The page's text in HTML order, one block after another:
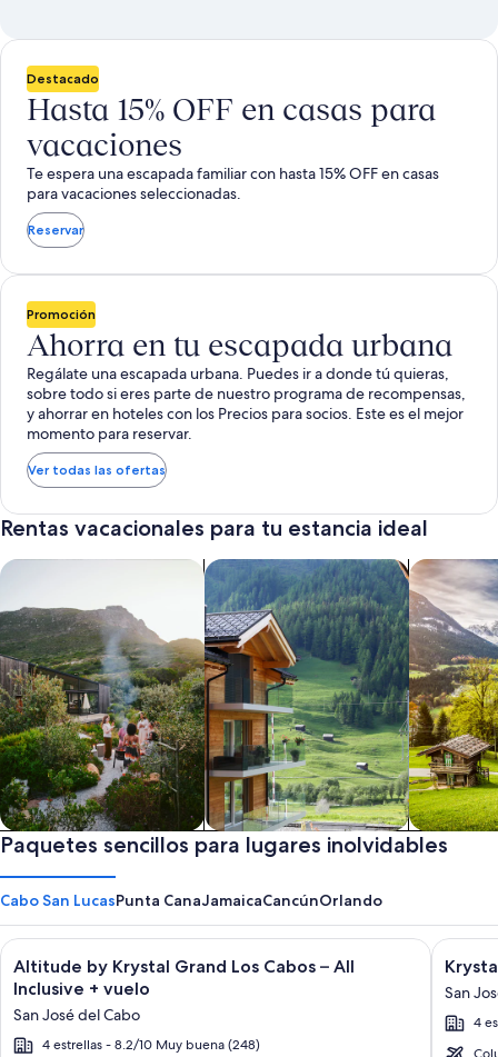
Destacado
Hasta 15% OFF en casas para
vacaciones
Te espera una escapada familiar con hasta 15% OFF en casas
para vacaciones seleccionadas.
Reservar
Promoción
Ahorra en tu escapada urbana
Regálate una escapada urbana. Puedes ir a donde tú quieras,
sobre todo si eres parte de nuestro programa de recompensas,
y ahorrar en hoteles con los Precios para socios. Este es el mejor
momento para reservar.
Ver todas las ofertas
Rentas vacacionales para tu estancia ideal
Casas de vacaciones
Buscar casas de vacaciones
Departamentos y
Buscar departamentos y
Cabañas
Buscar
Paquetes sencillos para lugares inolvidables
Cabo San LucasPunta CanaJamaicaCancúnOrlando
Galería
de
imágenes
de
Altitude by Krystal Grand Los Cabos – All
Inclusive + vuelo
San José del Cabo
4 estrellas - 8.2/10 Muy buena (248)
Haz clic para obtener más información sobre Altitude by
de
de
San
4
Haz